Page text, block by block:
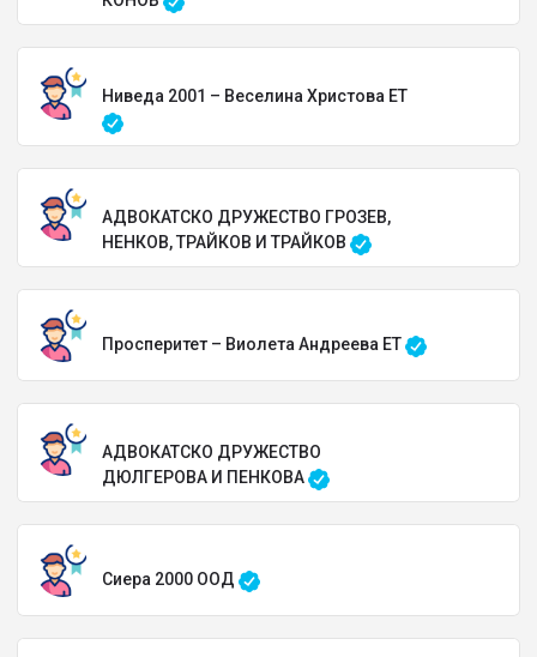
Ниведа 2001 – Веселина Христова ЕТ
АДВОКАТСКО ДРУЖЕСТВО ГРОЗЕВ,
НЕНКОВ, ТРАЙКОВ И ТРАЙКОВ
Просперитет – Виолета Андреева ЕТ
АДВОКАТСКО ДРУЖЕСТВО
ДЮЛГЕРОВА И ПЕНКОВА
Сиера 2000 ООД